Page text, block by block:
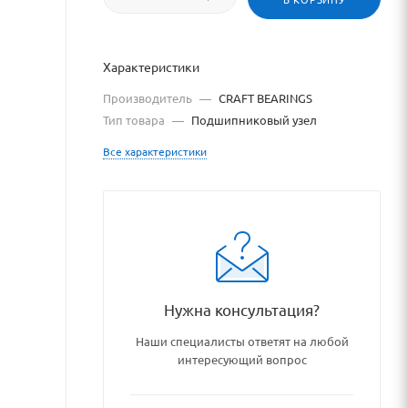
Характеристики
Производитель — CRAFT BEARINGS
Тип товара — Подшипниковый узел
Все характеристики
Нужна консультация?
Наши специалисты ответят на любой
интересующий вопрос